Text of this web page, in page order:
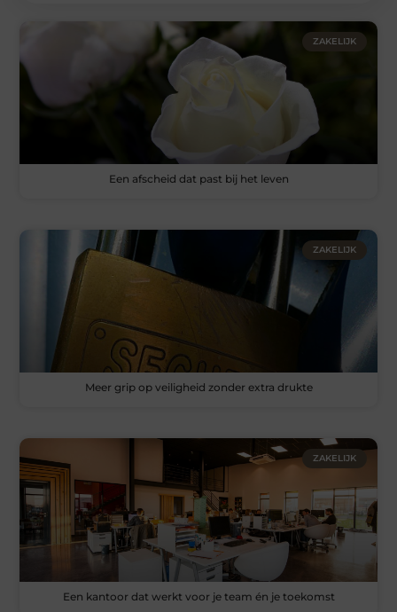
ZAKELIJK
Een afscheid dat past bij het leven
ZAKELIJK
Meer grip op veiligheid zonder extra drukte
ZAKELIJK
Een kantoor dat werkt voor je team én je toekomst